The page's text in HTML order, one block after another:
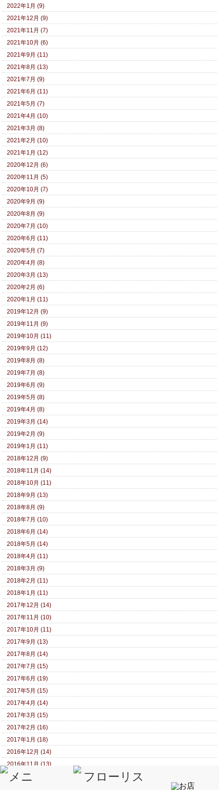
2022年1月 (9)
2021年12月 (9)
2021年11月 (7)
2021年10月 (6)
2021年9月 (11)
2021年8月 (13)
2021年7月 (9)
2021年6月 (11)
2021年5月 (7)
2021年4月 (10)
2021年3月 (8)
2021年2月 (10)
2021年1月 (12)
2020年12月 (6)
2020年11月 (5)
2020年10月 (7)
2020年9月 (9)
2020年8月 (9)
2020年7月 (10)
2020年6月 (11)
2020年5月 (7)
2020年4月 (8)
2020年3月 (13)
2020年2月 (6)
2020年1月 (11)
2019年12月 (9)
2019年11月 (9)
2019年10月 (11)
2019年9月 (12)
2019年8月 (8)
2019年7月 (8)
2019年6月 (9)
2019年5月 (8)
2019年4月 (8)
2019年3月 (14)
2019年2月 (9)
2019年1月 (11)
2018年12月 (9)
2018年11月 (14)
2018年10月 (11)
2018年9月 (13)
2018年8月 (9)
2018年7月 (10)
2018年6月 (14)
2018年5月 (14)
2018年4月 (11)
2018年3月 (9)
2018年2月 (11)
2018年1月 (11)
2017年12月 (14)
2017年11月 (10)
2017年10月 (11)
2017年9月 (13)
2017年8月 (14)
2017年7月 (15)
2017年6月 (19)
2017年5月 (15)
2017年4月 (14)
2017年3月 (15)
2017年2月 (16)
2017年1月 (18)
2016年12月 (14)
2016年11月 (13)
2016年10月 (13)